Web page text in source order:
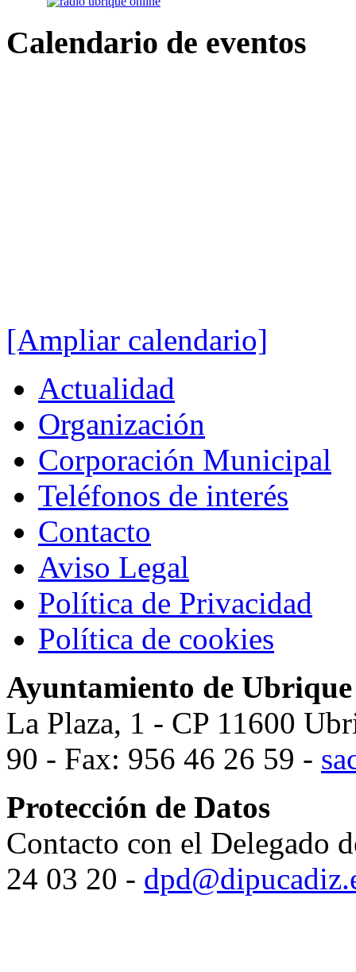
Calendario de eventos
[Ampliar calendario]
Actualidad
Organización
Corporación Municipal
Teléfonos de interés
Contacto
Aviso Legal
Política de Privacidad
Política de cookies
Ayuntamiento de Ubrique
La Plaza, 1 - CP 11600
90 - Fax: 956 46 26 59 -
Protección de Datos
Contacto con el Delegado
24 03 20 -